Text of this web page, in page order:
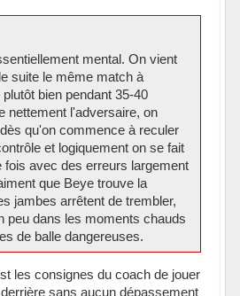
mental. On vient
suite le même match à
bien pendant 35-40
nettement l'adversaire, on
qu'on commence à reculer
et logiquement on se fait
fois avec des erreurs largement
que Beye trouve la
jambes arrêtent de trembler,
peu dans les moments chauds
de balle dangereuses.
les consignes du coach de jouer
sans aucun dépassement